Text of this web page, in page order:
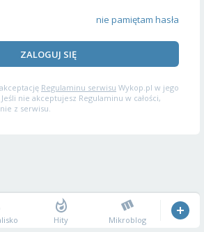
nie pamiętam hasła
ZALOGUJ SIĘ
Regulaminu serwisu Wykop.pl w jego
nie akceptujesz Regulaminu w całości,
z serwisu.
Hity Mikroblog